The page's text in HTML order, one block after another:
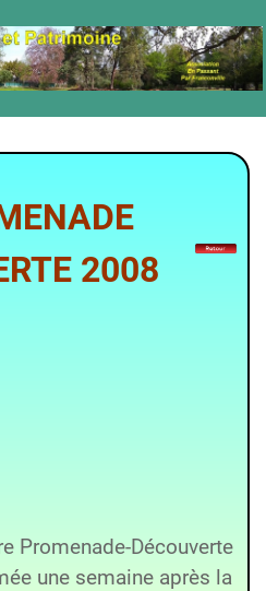
2008
Promenade-Découverte
une semaine après la